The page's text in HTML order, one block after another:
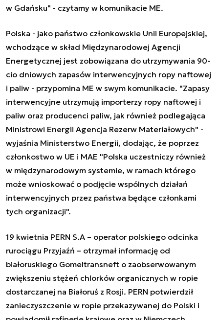
w Gdańsku" - czytamy w komunikacie ME.
Polska - jako państwo członkowskie Unii Europejskiej,
wchodzące w skład Międzynarodowej Agencji
Energetycznej jest zobowiązana do utrzymywania 90-
cio dniowych zapasów interwencyjnych ropy naftowej
i paliw - przypomina ME w swym komunikacie. "Zapasy
interwencyjne utrzymują importerzy ropy naftowej i
paliw oraz producenci paliw, jak również podlegająca
Ministrowi Energii Agencja Rezerw Materiałowych" -
wyjaśnia Ministerstwo Energii, dodając, że poprzez
członkostwo w UE i MAE "Polska uczestniczy również
w międzynarodowym systemie, w ramach którego
może wnioskować o podjęcie wspólnych działań
interwencyjnych przez państwa będące członkami
tych organizacji".
19 kwietnia PERN S.A – operator polskiego odcinka
rurociągu Przyjaźń – otrzymał informację od
białoruskiego Gomeltransneft o zaobserwowanym
zwiększeniu stężeń chlorków organicznych w ropie
dostarczanej na Białoruś z Rosji. PERN potwierdził
zanieczyszczenie w ropie przekazywanej do Polski i